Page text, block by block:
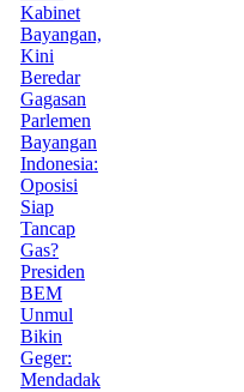
Kabinet
Bayangan,
Kini
Beredar
Gagasan
Parlemen
Bayangan
Indonesia:
Oposisi
Siap
Tancap
Gas?
Presiden
BEM
Unmul
Bikin
Geger:
Mendadak